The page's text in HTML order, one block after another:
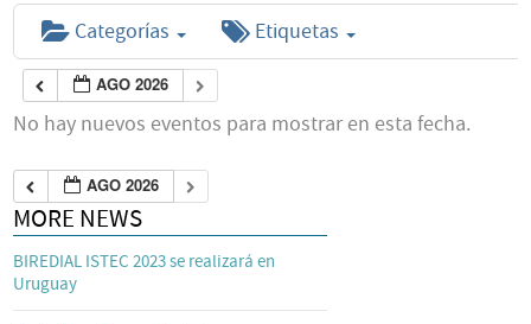
Categorías Etiquetas
AGO 2026
No hay nuevos eventos para mostrar en esta fecha.
AGO 2026
MORE NEWS
BIREDIAL ISTEC 2023 se realizará en
Uruguay